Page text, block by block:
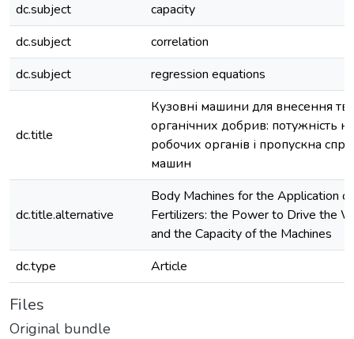
dc.subject
capacity
dc.subject
correlation
dc.subject
regression equations
dc.title
Кузовні машини для внесення
органічних добрив: потужність
робочих органів і пропускна
машин
dc.title.alternative
Body Machines for the Application
Fertilizers: the Power to Drive the
and the Capacity of the Machines
dc.type
Article
Files
Original bundle